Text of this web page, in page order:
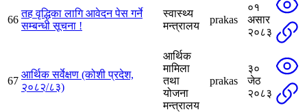
66
तह वृद्धिका लागि आवेदन पेस गर्ने
सम्बन्धी सूचना !
स्वास्थ्य
मन्त्रालय
prakas
०१
असार
२०८३
67
आर्थिक सर्वेक्षण (कोशी प्रदेश,
२०८२/८३)
आर्थिक
मामिला
तथा
योजना
मन्त्रालय
prakas
३०
जेठ
२०८३